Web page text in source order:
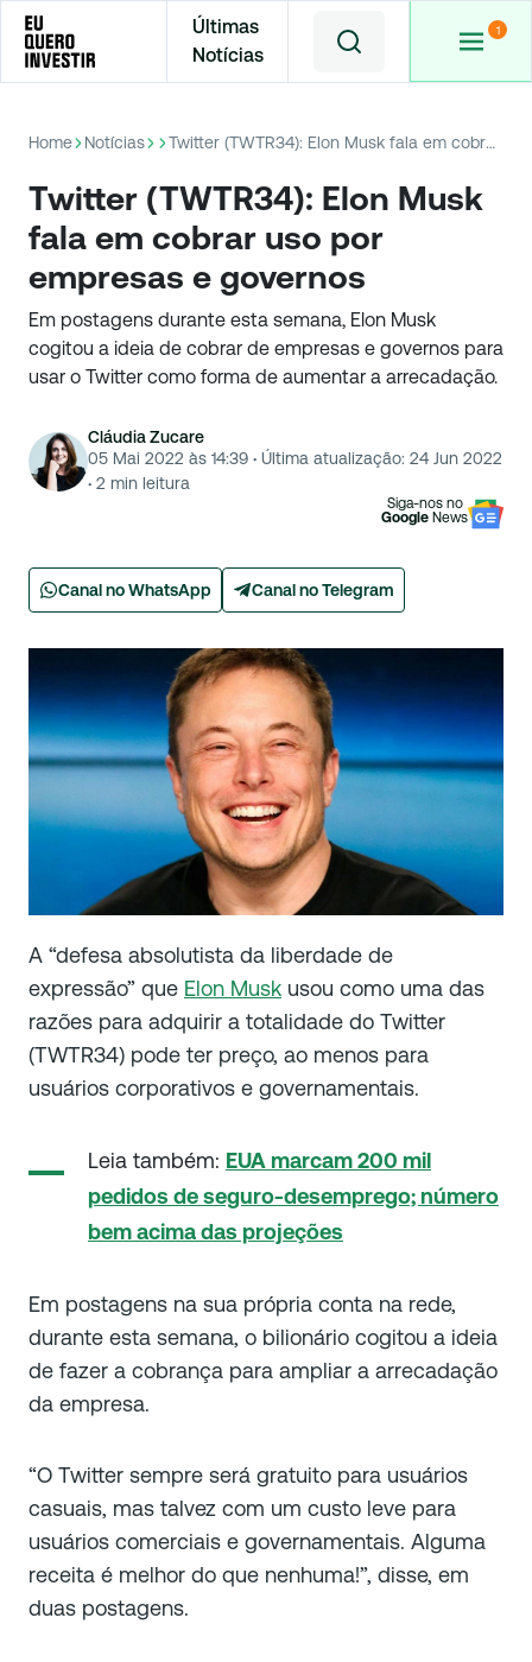
Últimas
Notícias
Home Notícias Twitter (TWTR34): Elon Musk fala em cobrar uso por empresas e governos
Twitter (TWTR34): Elon Musk
fala em cobrar uso por
empresas e governos
Em postagens durante esta semana, Elon Musk
cogitou a ideia de cobrar de empresas e governos para
usar o Twitter como forma de aumentar a arrecadação.
Cláudia Zucare
05 Mai 2022 às 14:39 · Última atualização: 24 Jun 2022
· 2 min leitura
Siga-nos no
Google News
Canal no WhatsApp Canal no Telegram
A “defesa absolutista da liberdade de
expressão” que Elon Musk usou como uma das
razões para adquirir a totalidade do Twitter
(TWTR34) pode ter preço, ao menos para
usuários corporativos e governamentais.
Leia também: EUA marcam 200 mil
pedidos de seguro-desemprego; número
bem acima das projeções
Em postagens na sua própria conta na rede,
durante esta semana, o bilionário cogitou a ideia
de fazer a cobrança para ampliar a arrecadação
da empresa.
“O Twitter sempre será gratuito para usuários
casuais, mas talvez com um custo leve para
usuários comerciais e governamentais. Alguma
receita é melhor do que nenhuma!”, disse, em
duas postagens.